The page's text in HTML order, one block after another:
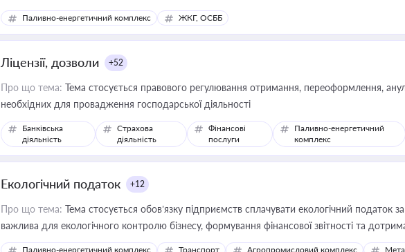
Паливно-енергетичний комплекс ЖКГ, ОСББ
Ліцензії, дозволи +52
Про що тема: Тема стосується правового регулювання отримання, переоформлення,
необхідних для провадження господарської діяльності
Банківська
діяльність
Страхова
діяльність
Фінансові
послуги
Паливно-енергетичний
комплекс
Екологічний податок +12
Про що тема: Тема стосується обов’язку підприємств сплачувати екологічний податок
важлива для екологічного контролю бізнесу, формування фінансової звітності та
законодавства
Паливно-енергетичний комплекс Транспорт Агропромисловий комплекс